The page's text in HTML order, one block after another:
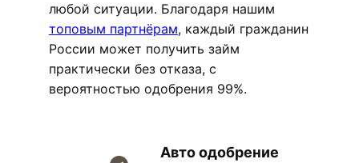
любой ситуации. Благодаря нашим
топовым партнёрам, каждый гражданин
России может получить займ
практически без отказа, с
вероятностью одобрения 99%.
Авто одобрение